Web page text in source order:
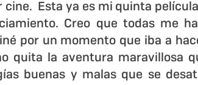
cine.  Esta ya es mi quinta
Creo que todas me
por un momento que iba a
quita la aventura maravillosa
buenas y malas que se